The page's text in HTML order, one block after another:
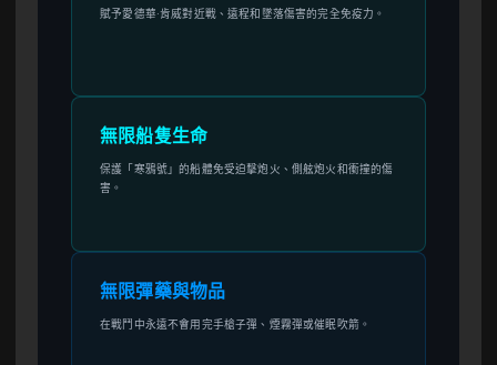
賦予愛德華·肯威對近戰、遠程和墜落傷害的完全免疫力。
無限船隻生命
保護「寒鴉號」的船體免受迫擊炮火、側舷炮火和衝撞的傷
害。
無限彈藥與物品
在戰鬥中永遠不會用完手槍子彈、煙霧彈或催眠吹箭。